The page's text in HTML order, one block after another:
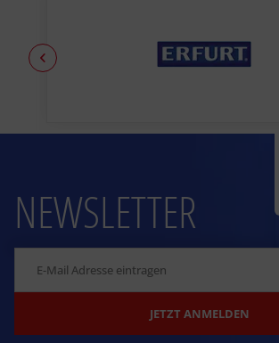
NEWSLETTER
JETZT ANMELDEN